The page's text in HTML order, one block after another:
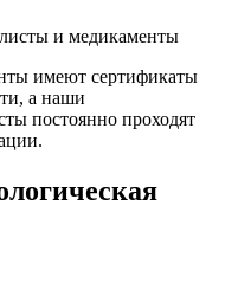
и медикаменты
имеют сертификаты
а наши
постоянно проходят